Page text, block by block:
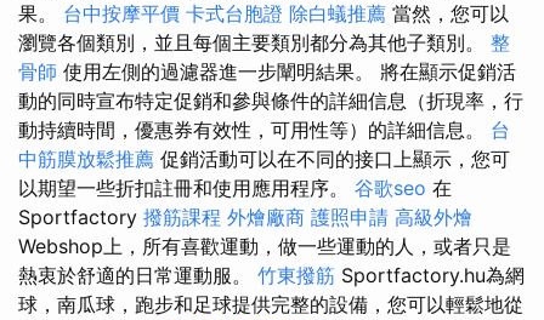
果。 台中按摩平價 卡式台胞證 除白蟻推薦 當然，您可以
瀏覽各個類別，並且每個主要類別都分為其他子類別。 整
骨師 使用左側的過濾器進一步闡明結果。 將在顯示促銷活
動的同時宣布特定促銷和參與條件的詳細信息（折現率，行
動持續時間，優惠券有效性，可用性等）的詳細信息。 台
中筋膜放鬆推薦 促銷活動可以在不同的接口上顯示，您可
以期望一些折扣註冊和使用應用程序。 谷歌seo 在
Sportfactory 撥筋課程 外燴廠商 護照申請 高級外燴
Webshop上，所有喜歡運動，做一些運動的人，或者只是
熱衷於舒適的日常運動服。 竹東撥筋 Sportfactory.hu為網
球，南瓜球，跑步和足球提供完整的設備，您可以輕鬆地從